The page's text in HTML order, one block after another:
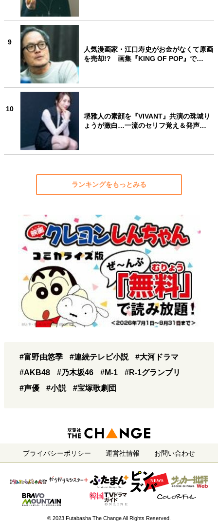
9
人気漫画家・江口寿史がお金がなくて原画
を売却!? 画集『KING OF POP』で…
10
堺雅人の素顔を『VIVANT』共演の珠城り
ょうが激白…一流のセリフ覚え＆発声…
ランキングをもっとみる
#富野由悠季 #連続テレビ小説
#大河ドラマ
#AKB48
#乃木坂46 #M-1
#R-1グランプリ
#声優
#小説 #宝塚歌劇団
プライバシーポリシー 運営社情報 お問い合わせ
© 2023 Futabasha The Change All Rights Reserved.